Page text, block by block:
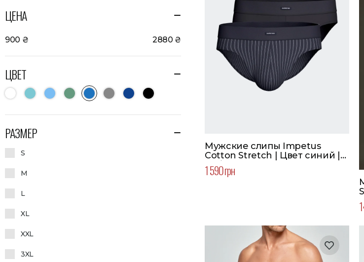
ЦЕНА
900 ₴ 2880 ₴
ЦВЕТ
РАЗМЕР
S
M
L
XL
XXL
3XL
Мужские слипы Impetus
Cotton Stretch | Цвет синий |
Набор 2 шт.
1 590 грн